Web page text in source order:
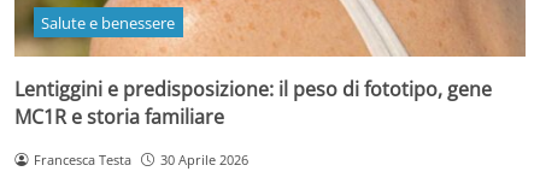
Salute e benessere
Lentiggini e predisposizione: il peso di fototipo, gene
MC1R e storia familiare
Francesca Testa 30 Aprile 2026